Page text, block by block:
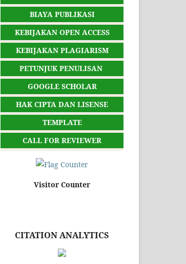
BIAYA PUBLIKASI
KEBIJAKAN OPEN ACCESS
KEBIJAKAN PLAGIARISM
PETUNJUK PENULISAN
GOOGLE SCHOLAR
HAK CIPTA DAN LISENSE
TEMPLATE
CALL FOR REVIEWER
Visitor Counter
CITATION ANALYTICS